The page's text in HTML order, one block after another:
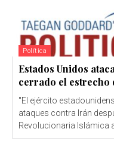
Política
Estados Unidos
cerrado el estrecho
"El ejército
ataques contra Irán
Revolucionaria Islámica